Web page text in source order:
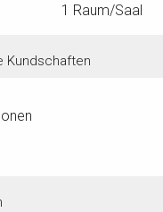
1 Raum/Saal
Kundschaften